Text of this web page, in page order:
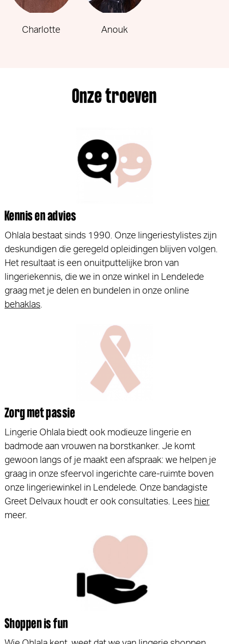
Charlotte Anouk
Onze troeven
Kennis en advies
Ohlala bestaat sinds 1990. Onze lingeriestylistes zijn
deskundigen die geregeld opleidingen blijven volgen.
Het resultaat is een onuitputtelijke bron van
lingeriekennis, die we in onze winkel in Lendelede
graag met je delen en bundelen in onze online
behaklas.
Zorg met passie
Lingerie Ohlala biedt ook modieuze lingerie en
badmode aan vrouwen na borstkanker. Je komt
gewoon langs of je maakt een afspraak: we helpen je
graag in onze sfeervol ingerichte care-ruimte boven
onze lingeriewinkel in Lendelede. Onze bandagiste
Greet Delvaux houdt er ook consultaties. Lees hier
meer.
Shoppen is fun